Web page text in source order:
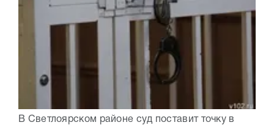
В Светлоярском районе суд поставит точку в